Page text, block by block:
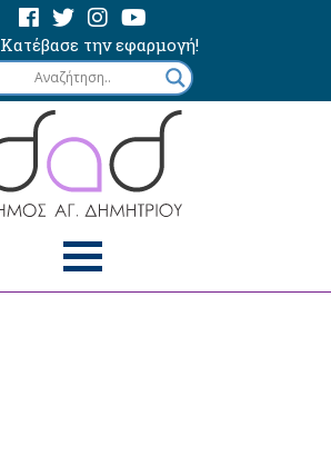
Κατέβασε την εφαρμογή!